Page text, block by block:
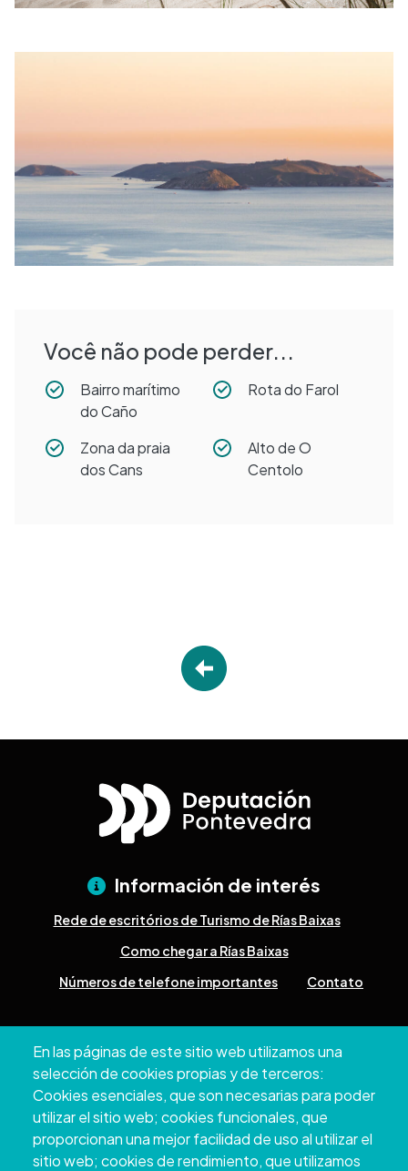
Você não pode perder...
Bairro marítimo
do Caño
Rota do Farol
Zona da praia
dos Cans
Alto de O
Centolo
En las páginas de este sitio web utilizamos una
selección de cookies propias y de terceros:
Cookies esenciales, que son necesarias para poder
utilizar el sitio web; cookies funcionales, que
proporcionan una mejor facilidad de uso al utilizar el
sitio web; cookies de rendimiento, que utilizamos
Información de interés
Rede de escritórios de Turismo de Rías Baixas
Como chegar a Rías Baixas
Números de telefone importantes
Contato
Pontevedra
+34 986 804 100 | +34 986 804 124